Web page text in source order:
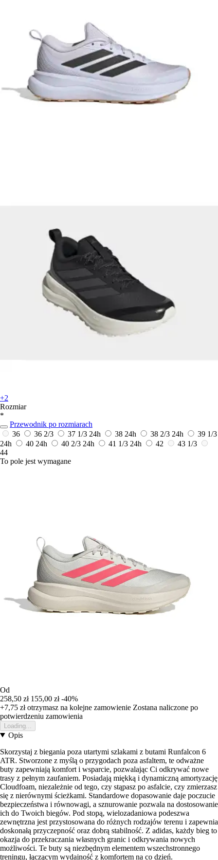
+2
Rozmiar
*
Przewodnik po rozmiarach
36
36 2/3 37 1/3 24h 38 24h 38 2/3 24h
39 1/3
24h
40 24h 40 2/3 24h 41 1/3 24h 42
43 1/3
44
To pole jest wymagane
Od
258,50 zł 155,00 zł -40%
+7,75 złotrzymasz na kolejne zamowienie Zostana naliczone po
potwierdzeniu zamowienia
Loading...
Opis
Skorzystaj z biegania poza utartymi szlakami z butami Runfalcon 6
ATR. Stworzone z myślą o przygodach poza asfaltem, te odważne
buty zapewniają komfort i wsparcie, pozwalając Ci odkrywać nowe
trasy z pełnym zaufaniem. Posiadają miękką i dynamiczną amortyzację
Cloudfoam, niezależnie od tego, czy stąpasz po asfalcie, czy zmierzasz
się z nierównymi ścieżkami. Standardowe dopasowanie daje poczucie
bezpieczeństwa i równowagi, a sznurowanie pozwala na dostosowanie
ich do Twoich biegów. Pod stopą, wielozadaniowa podeszwa
zewnętrzna jest przystosowana do różnych rodzajów terenu i zapewnia
doskonałą przyczepność oraz dobrą stabilność. Z adidas, każdy bieg to
okazja do przekraczania własnych granic i odkrywania nowych
możliwości. Te buty są niezbędnym elementem wszechstronnego
treningu, łączącym wydajność z komfortem na co dzień.